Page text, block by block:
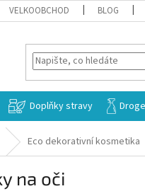
VELKOOBCHOD BLOG
Doplňky stravy
Eco dekorativní kosmetika
na oči